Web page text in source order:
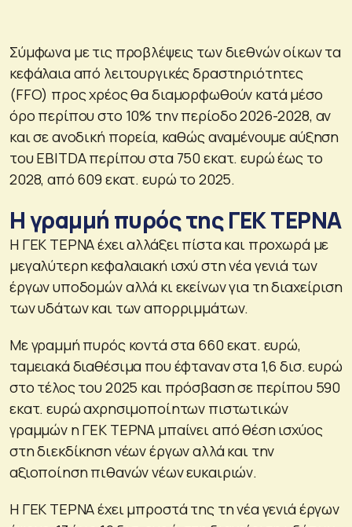
Σύμφωνα με τις προβλέψεις των διεθνών οίκων τα
κεφάλαια από λειτουργικές δραστηριότητες
(FFO) προς χρέος θα διαμορφωθούν κατά μέσο
όρο περίπου στο 10% την περίοδο 2026-2028, αν
και σε ανοδική πορεία, καθώς αναμένουμε αύξηση
του EBITDA περίπου στα 750 εκατ. ευρώ έως το
2028, από 609 εκατ. ευρώ το 2025.
Η γραμμή πυρός της ΓΕΚ ΤΕΡΝΑ
Η ΓΕΚ ΤΕΡΝΑ έχει αλλάξει πίστα και προχωρά με
μεγαλύτερη κεφαλαιακή ισχύ στη νέα γενιά των
έργων υποδομών αλλά κι εκείνων για τη διαχείριση
των υδάτων και των απορριμμάτων.
Με γραμμή πυρός κοντά στα 660 εκατ. ευρώ,
ταμειακά διαθέσιμα που έφταναν στα 1,6 δισ. ευρώ
στο τέλος του 2025 και πρόσβαση σε περίπου 590
εκατ. ευρώ αχρησιμοποίητων πιστωτικών
γραμμών η ΓΕΚ ΤΕΡΝΑ μπαίνει από θέση ισχύος
στη διεκδίκηση νέων έργων αλλά και την
αξιοποίηση πιθανών νέων ευκαιριών.
Η ΓΕΚ ΤΕΡΝΑ έχει μπροστά της τη νέα γενιά έργων